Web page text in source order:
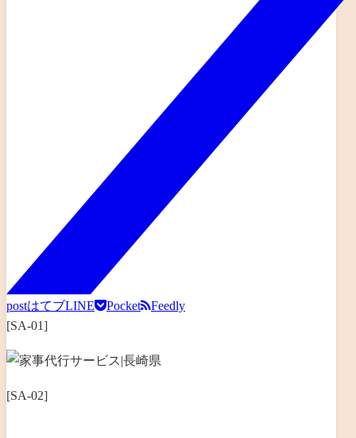
postはてブLINE Pocket
Feedly
[SA-01]
[SA-02]